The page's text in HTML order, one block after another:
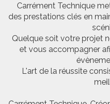
Carrément Technique
des prestations clés en
Quelque soit votre projet
et vous accompagner
L'art de la réussite